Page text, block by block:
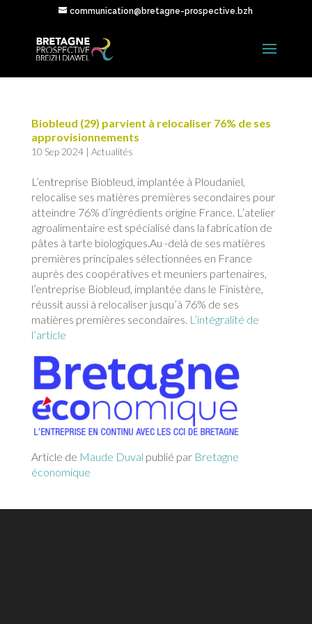
communication@bretagne-prospective.bzh
Biobleud (29) parvient à relocaliser 76% de ses
approvisionnements
10 Sep 2024| Actualités
L’entreprise Biobleud, implantée à Ploudaniel,
relocalise ses matières premières secondaires pour
atteindre 76% d’ingrédients origine France. L’atelier
agroalimentaire est spécialisé dans la fabrication de
pâtes à tarte biologiques.Au -delà de ses matières
premières principales sélectionnées en France
auprès des coopératives et meuniers partenaires,
l’entreprise Biobleud, implantée dans le Finistère,
réussit aussi à relocaliser jusqu’à 76% de ses
matières premières secondaires. L’intégralité de
l’article
Article de Maude Duval publié par Bretagne
économique